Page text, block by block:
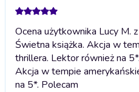
Ocena użytkownika Lucy M.
Świetna książka. Akcja w
thrillera. Lektor również na
Akcja w tempie
na 5*. Polecam